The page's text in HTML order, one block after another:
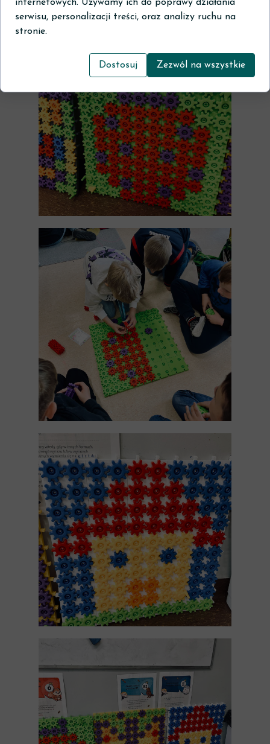
internetowych. Używamy ich do poprawy działania
serwisu, personalizacji treści, oraz analizy ruchu na
stronie.
Dostosuj Zezwól na wszystkie